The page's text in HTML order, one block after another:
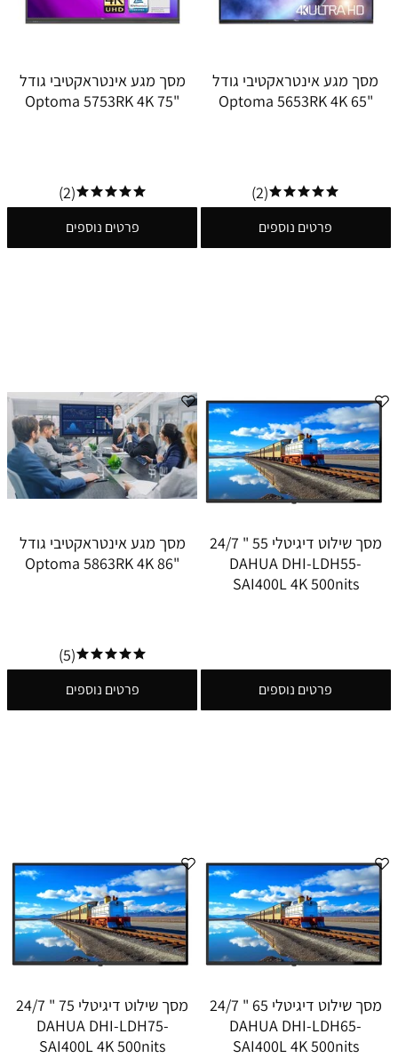
מסך מגע אינטראקטיבי גודל
"65 Optoma 5653RK 4K
(2)
פרטים נוספים
מסך מגע אינטראקטיבי גודל
"75 Optoma 5753RK 4K
(2)
פרטים נוספים
מסך שילוט דיגיטלי 55 " 24/7
DAHUA DHI-LDH55-
SAI400L 4K 500nits
פרטים נוספים
מסך מגע אינטראקטיבי גודל
"86 Optoma 5863RK 4K
(5)
פרטים נוספים
מסך שילוט דיגיטלי 65 " 24/7
DAHUA DHI-LDH65-
SAI400L 4K 500nits
מסך שילוט דיגיטלי 75 " 24/7
DAHUA DHI-LDH75-
SAI400L 4K 500nits